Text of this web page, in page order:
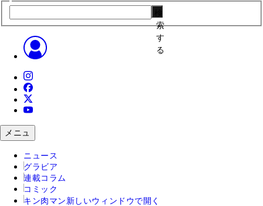
索
す
る
メニュ
ニュース
グラビア
連載コラム
コミック
キン肉マン 新しいウィンドウで開く